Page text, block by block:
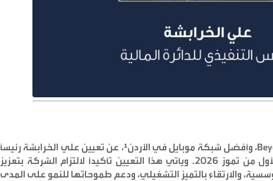
، وأفضل شبكة موبايل في الأردن¹، عن تعيين علي الخرابشة رئيساً
تنفيذياً للشؤون المالية، اعتباراً من الأول من تموز 2026. ويأتي هذا التعيين تأكيداً لالتزام الشركة بتعزيز
والارتقاء بالتميز التشغيلي، ودعم طموحاتها للنمو على المدى